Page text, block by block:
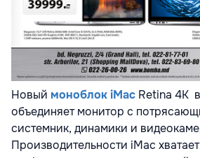
Новый моноблок iMac Retina 4K
объединяет монитор с
системник, динамики и
Производительности iMac